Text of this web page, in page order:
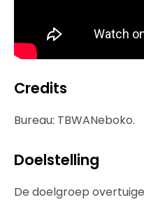
Credits
Bureau: TBWANeboko.
Doelstelling
De doelgroep